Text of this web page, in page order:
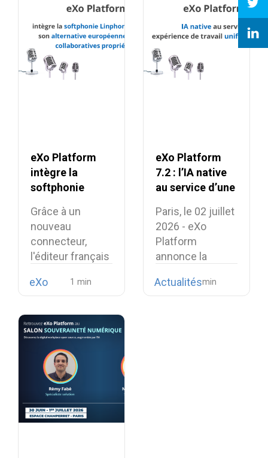
eXo Platform
intègre la
softphonie
renforce son
alternative
européenne aux
suites
collaboratives
Grâce à un
nouveau
connecteur,
l'éditeur français
téléphonie open
eXo
eXo Platform
7.2 : l’IA native
au service d’une
travail unifiée et
intelligente
Paris, le 02 juillet
2026 - eXo
Platform
annonce la
Actualités